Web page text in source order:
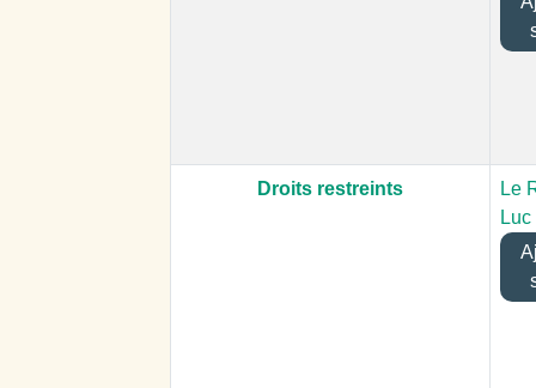
Droits restreints
Le
Luc